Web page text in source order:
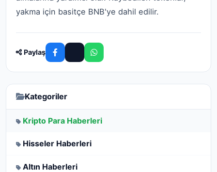
yakma için basitçe BNB'ye dahil edilir.
Paylaş
Kategoriler
Kripto Para Haberleri
Hisseler Haberleri
Altın Haberleri